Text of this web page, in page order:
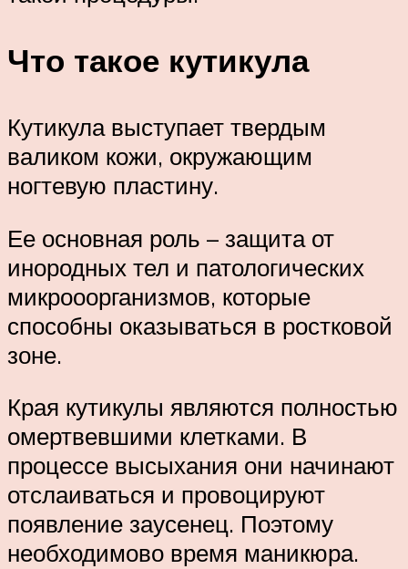
Что такое кутикула
Кутикула выступает твердым
валиком кожи, окружающим
ногтевую пластину.
Ее основная роль – защита от
инородных тел и патологических
микрооорганизмов, которые
способны оказываться в ростковой
зоне.
Края кутикулы являются полностью
омертвевшими клетками. В
процессе высыхания они начинают
отслаиваться и провоцируют
появление заусенец. Поэтому
необходимово время маникюра.